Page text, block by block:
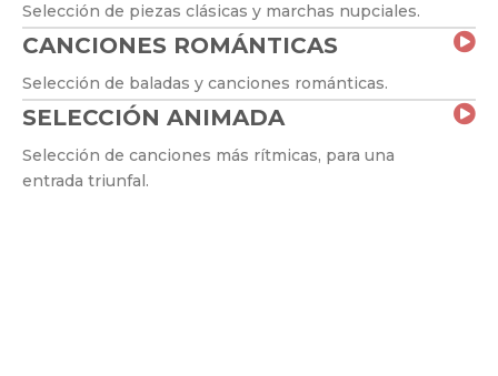
Selección de piezas clásicas y marchas nupciales.
CANCIONES ROMÁNTICAS
Selección de baladas y canciones románticas.
SELECCIÓN ANIMADA
Selección de canciones más rítmicas, para una
entrada triunfal.